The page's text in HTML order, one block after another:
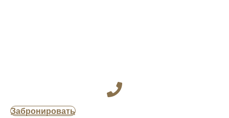
Забронировать